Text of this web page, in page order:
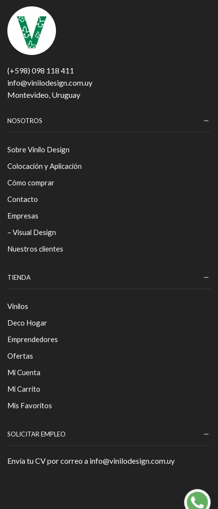
(+598) 098 118 411
info@vinilodesign.com.uy
Montevideo, Uruguay
NOSOTROS
Sobre Vinilo Design
Colocación y Aplicación
Cómo comprar
Contacto
Empresas
– Visual Design
Nuestros clientes
TIENDA
Vinilos
Deco Hogar
Emprendedores
Ofertas
Mi Cuenta
Mi Carrito
Mis Favoritos
SOLICITAR EMPLEO
Envía tu CV por correo a info@vinilodesign.com.uy